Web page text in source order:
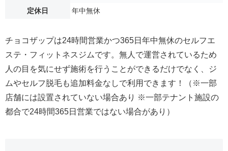
定休日
年中無休
チョコザップは24時間営業かつ365日年中無休のセルフエ
ステ・フィットネスジムです。無人で運営されているため
人の目を気にせず施術を行うことができるだけでなく、ジ
ムやセルフ脱毛も追加料金なしで利用できます！（※一部
店舗には設置されていない場合あり ※一部テナント施設の
都合で24時間365日営業ではない場合があり）